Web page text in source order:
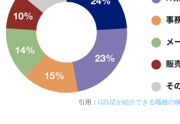
がなくても、正社員として安定した
UZUZ（ウズキャリ）がおすすめの
Tエンジニアとしてのキャリアを築
UZUZ（ウズキャリ）がおすすめの
業を絶対に避けて、長く勤められる
たい人
UZUZ（ウズキャリ）の利用をおすすめ
引用： UZUZが紹介できる職種の